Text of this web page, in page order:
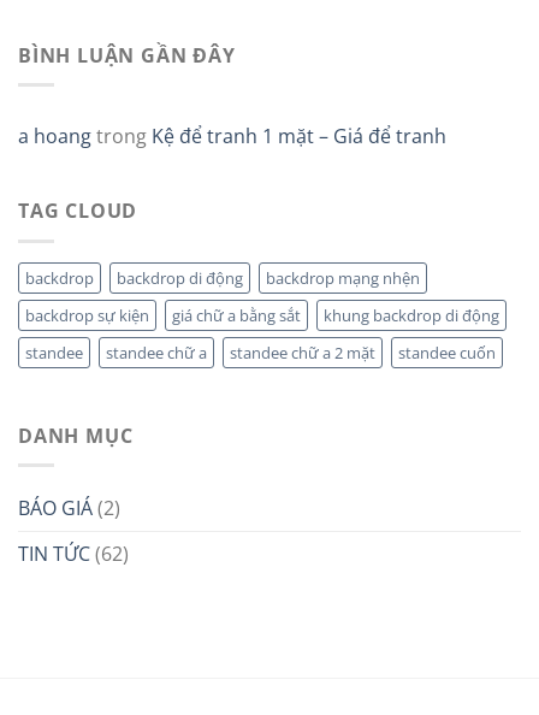
BÌNH LUẬN GẦN ĐÂY
a hoangtrong Kệ để tranh 1 mặt – Giá để tranh
TAG CLOUD
backdrop backdrop di động
backdrop mạng nhện
backdrop sự kiện
giá chữ a bằng sắt
khung backdrop di động
standee
standee chữ a standee chữ a 2 mặt standee cuốn
DANH MỤC
BÁO GIÁ(2)
TIN TỨC(62)